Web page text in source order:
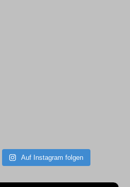
Auf Instagram folgen